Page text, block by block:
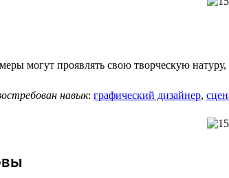
могут проявлять свою творческую
навык: графический дизайнер,